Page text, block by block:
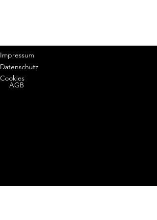
Impressum
Datenschutz
Cookies
AGB